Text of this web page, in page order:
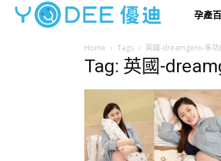
孕產
Home Tags 英國-dreamgenii-多功
Tag: 英國-